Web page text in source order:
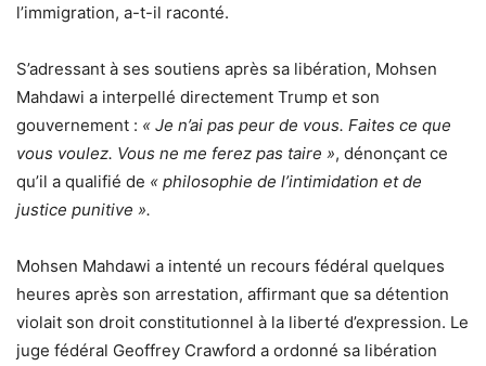
l’immigration, a-t-il raconté.
S’adressant à ses soutiens après sa libération, Mohsen
Mahdawi a interpellé directement Trump et son
gouvernement : « Je n’ai pas peur de vous. Faites ce que
vous voulez. Vous ne me ferez pas taire », dénonçant ce
qu’il a qualifié de « philosophie de l’intimidation et de
justice punitive ».
Mohsen Mahdawi a intenté un recours fédéral quelques
heures après son arrestation, affirmant que sa détention
violait son droit constitutionnel à la liberté d’expression. Le
juge fédéral Geoffrey Crawford a ordonné sa libération